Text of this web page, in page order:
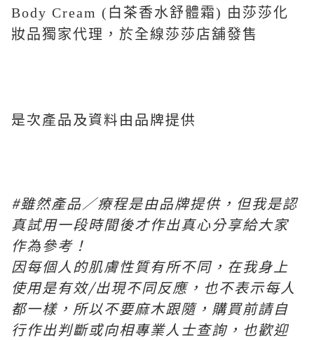
Body Cream ( 白茶香水舒體霜) 由莎莎化
妝品獨家代理，於全線莎莎店舖發售
是次產品及資料由品牌提供
#雖然產品／療程是由品牌提供，但我是認
真試用一段時間後才作出真心分享給大家
作為參考！
因每個人的肌膚性質有所不同，在我身上
使用是有效/出現不同反應，也不表示每人
都一樣，所以不要麻木跟隨，購買前請自
行作出判斷或向相專業人士查詢，也歡迎